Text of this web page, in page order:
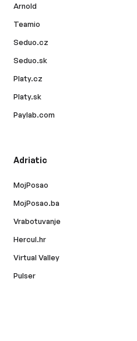
Arnold
Teamio
Seduo.cz
Seduo.sk
Platy.cz
Platy.sk
Paylab.com
Adriatic
MojPosao
MojPosao.ba
Vrabotuvanje
Hercul.hr
Virtual Valley
Pulser